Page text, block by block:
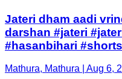
Jateri dham aadi
darshan #jateri
#hasanbihari #shorts
Mathura, Mathura | Aug 6,